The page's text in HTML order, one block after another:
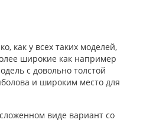
как у всех таких моделей,
широкие как например
с довольно толстой
и широким место для
виде вариант со